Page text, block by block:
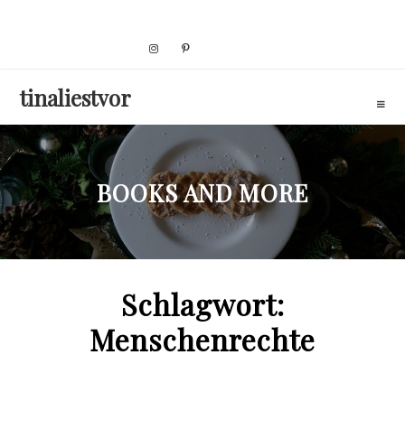
tinaliestvor
BOOKS AND MORE
Schlagwort:
Menschenrechte